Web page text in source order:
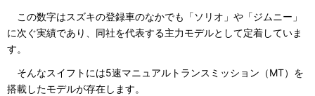
この数字はスズキの登録車のなかでも「ソリオ」や「ジムニー」
に次ぐ実績であり、同社を代表する主力モデルとして定着していま
す。
そんなスイフトには5速マニュアルトランスミッション（MT）を
搭載したモデルが存在します。